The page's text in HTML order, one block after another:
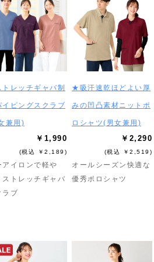
レッチギャバ制
イピングスクラブ
兼用)
￥1,990
(税込 ￥2,189)
アイロンで軽や
ストレッチギャバ
ラブ
★吸汗速乾ほどよい厚
みの凹凸素材ニットポ
ロシャツ(男女兼用)
￥2,290
(税込 ￥2,519)
オールシーズン快適な
優秀ポロシャツ